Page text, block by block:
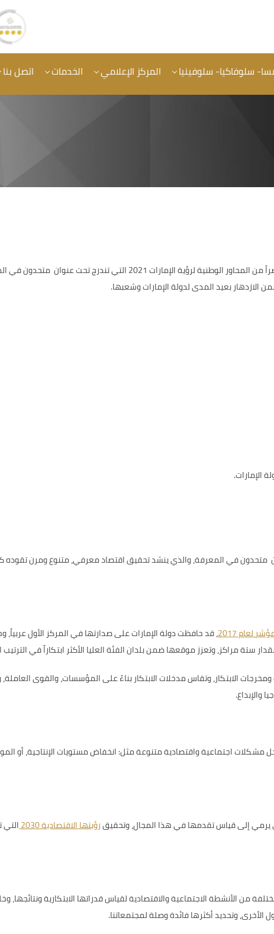
سلوفاكيا- سلوفينيا المركز الإعلامي الخدمات اتصل بنا
تتصدر دولة الإمارات عربياً في مؤشر الابتكار العالمي لعام 2019. يعتبر الابتكار عنصراً من
الازدهار بعيد المدى لدولة الإمارات وشعبها.
الإمارات.
متحدون في المعرفة، والذي ينشد تحقيق اقتصاد معرفي، متنوع ومرن تقوده
لعام 2017 ، قد
الابتكار، وتقاس مدخلات الابتكار بناءً على المؤسسات، والقوى العاملة،
والإبداع.
مشكلات اجتماعية واقتصادية متنوعة مثل: انخفاض مستويات الإنتاجية، أو
يرمي إلى قياس تقدمها في هذا المجال، وتحقيقرؤيتها الاقتصادية 2030
التي
العالم ذات مؤشرات مختلفة من الأنشطة الاجتماعية والاقتصادية لقياس قدراتها الابتكارية
وتحديد أكثرها فائدة وصلة لمجتمعاتنا.